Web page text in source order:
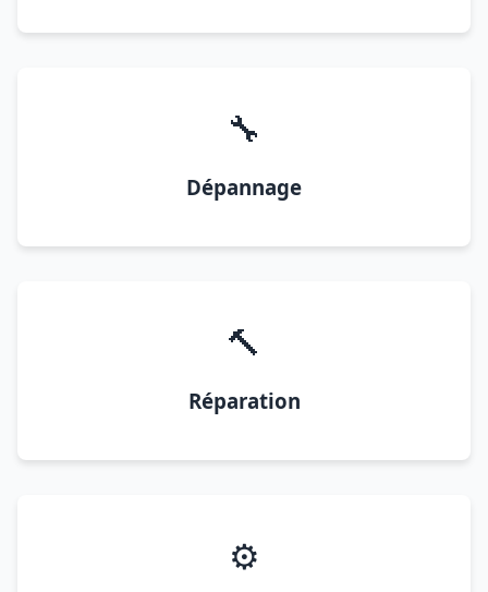
🔧
Dépannage
🔨
Réparation
⚙️